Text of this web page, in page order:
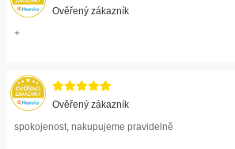
Ověřený zákazník
+
Ověřený zákazník
spokojenost, nakupujeme pravidelně